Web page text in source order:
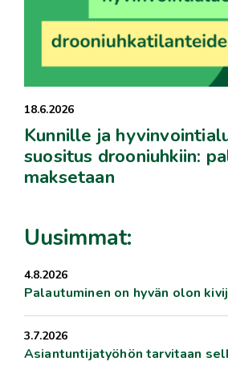
18.6.2026
Kunnille ja
suositus drooniuhkiin:
maksetaan
Uusimmat:
4.8.2026
Palautuminen on hyvän olon
3.7.2026
Asiantuntijatyöhön tarvitaan